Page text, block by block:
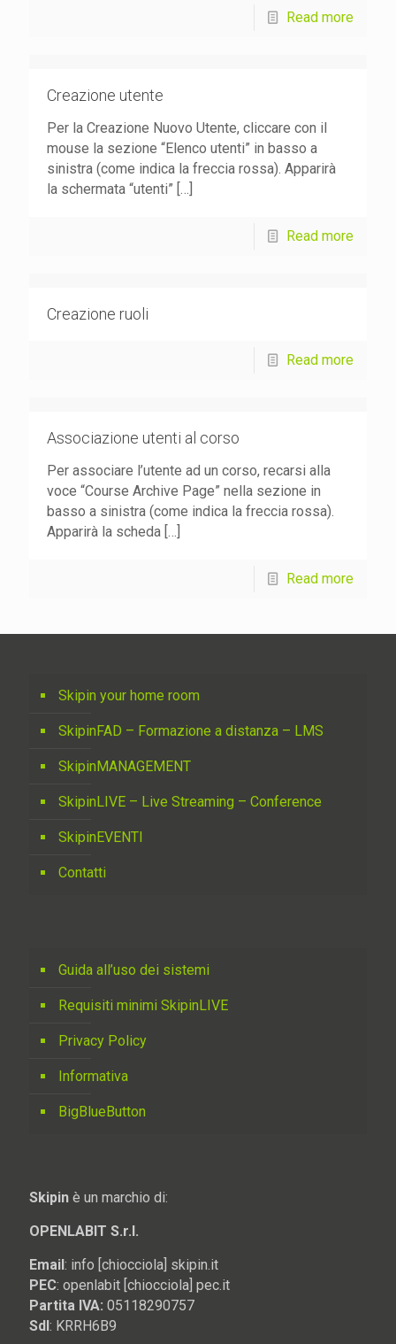
Read more
Creazione utente
Per la Creazione Nuovo Utente, cliccare con il
mouse la sezione “Elenco utenti” in basso a
sinistra (come indica la freccia rossa). Apparirà
la schermata “utenti” […]
Read more
Creazione ruoli
Read more
Associazione utenti al corso
Per associare l’utente ad un corso, recarsi alla
voce “Course Archive Page” nella sezione in
basso a sinistra (come indica la freccia rossa).
Apparirà la scheda […]
Read more
Skipin your home room
SkipinFAD – Formazione a distanza – LMS
SkipinMANAGEMENT
SkipinLIVE – Live Streaming – Conference
SkipinEVENTI
Contatti
Guida all’uso dei sistemi
Requisiti minimi SkipinLIVE
Privacy Policy
Informativa
BigBlueButton
Skipin è un marchio di:
OPENLABIT S.r.l.
Email: info [chiocciola] skipin.it
PEC: openlabit [chiocciola] pec.it
Partita IVA: 05118290757
SdI: KRRH6B9